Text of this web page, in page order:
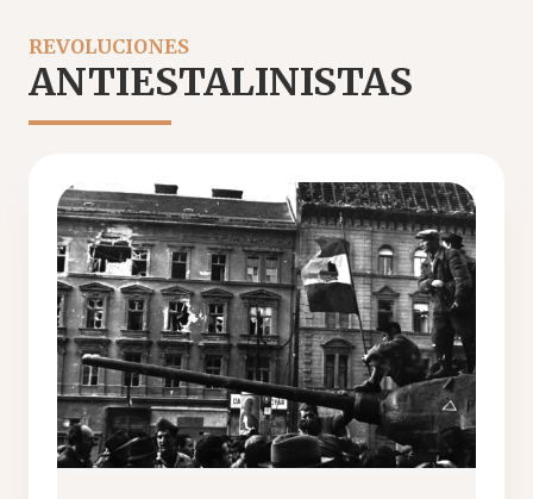
REVOLUCIONES
ANTIESTALINISTAS